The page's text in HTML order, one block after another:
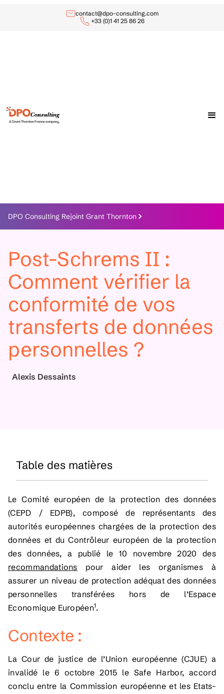
contact@dpo-consulting.com
+33 (0)1 41 25 86 26
DPO Consulting Rejoint Grant Thornton
Post-Schrems II :
Comment vérifier la
conformité de vos
transferts de données
personnelles ?
Alexis Dessaints
Table des matières
Le Comité européen de la protection des données
(CEPD / EDPB), composé de représentants des
autorités européennes chargées de la protection des
données et du Contrôleur européen de la protection
des données, a publié le 10 novembre 2020 des
recommandations pour aider les organismes à
assurer un niveau de protection adéquat des données
personnelles transférées hors de l’Espace
Economique Européen1.
Contexte :
La Cour de justice de l’Union européenne (CJUE) a
invalidé le 6 octobre 2015 le Safe Harbor, accord
conclu entre la Commission européenne et les Etats-